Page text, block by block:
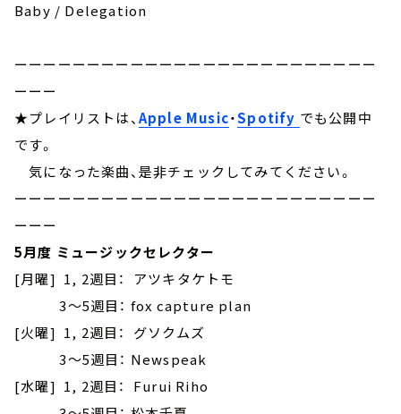
Baby / Delegation
ーーーーーーーーーーーーーーーーーーーーーーーーー
ーーー
★プレイリストは、Apple Music・Spotify でも公開中
です。
気になった楽曲、是非チェックしてみてください。
ーーーーーーーーーーーーーーーーーーーーーーーーー
ーーー
5月度 ミュージックセレクター
[月曜] 1, 2週目： アツキタケトモ
3～5週目： fox capture plan
[火曜] 1, 2週目： グソクムズ
3～5週目： Newspeak
[水曜] 1, 2週目： Furui Riho